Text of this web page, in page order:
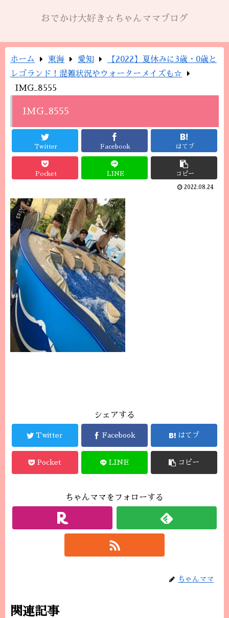
おでかけ大好き☆ちゃんママブログ
ホーム 東海 愛知
【2022】夏休みに3歳・0歳と
レゴランド！混雑状況やウォーターメイズも☆
IMG_8555
IMG_8555
Twitter Facebook はてブ
Pocket LINE コピー
2022.08.24
シェアする
Twitter Facebook はてブ
Pocket LINE コピー
ちゃんママをフォローする
ちゃんママ
関連記事